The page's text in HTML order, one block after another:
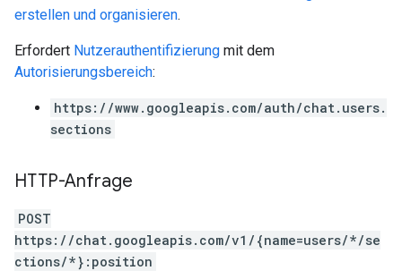
erstellen und organisieren.
Erfordert Nutzerauthentifizierung mit dem
Autorisierungsbereich:
https://www.googleapis.com/auth/chat.users.
sections
HTTP-Anfrage
POST
https://chat.googleapis.com/v1/{name=users/*/se
ctions/*}:position